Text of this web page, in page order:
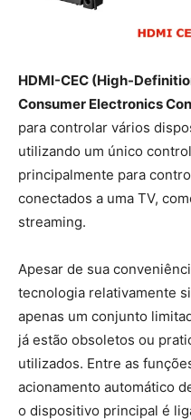
HDMI-CEC (High-
Consumer Electronics
para controlar vários
utilizando um único
principalmente para
conectados a uma TV,
streaming.
Apesar de sua
tecnologia relativamente
apenas um conjunto
já estão obsoletos ou
utilizados. Entre as
acionamento automático
o dispositivo principal é